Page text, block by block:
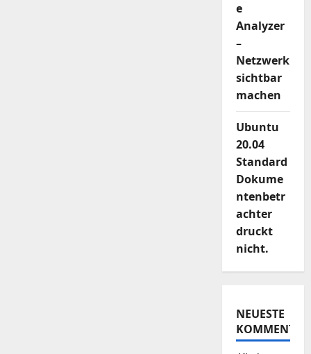
e
Analyzer
–
Netzwerk
sichtbar
machen
Ubuntu
20.04
Standard
Dokume
ntenbetr
achter
druckt
nicht.
NEUESTE